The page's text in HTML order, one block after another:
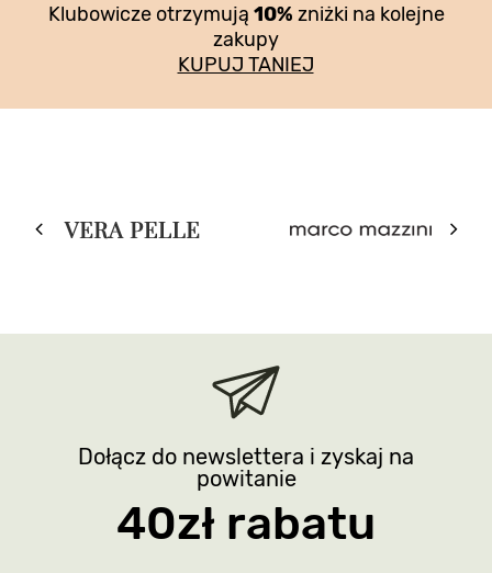
Klubowicze otrzymują 10% zniżki na kolejne
zakupy
KUPUJ TANIEJ
Dołącz do newslettera i zyskaj na
powitanie
40zł rabatu